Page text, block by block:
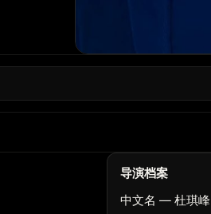
导演档案
中文名 — 杜琪峰